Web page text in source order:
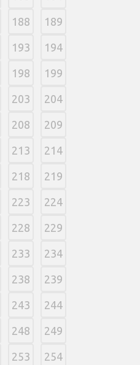
188 189
193 194
198 199
203 204
208 209
213 214
218 219
223 224
228 229
233 234
238 239
243 244
248 249
253 254